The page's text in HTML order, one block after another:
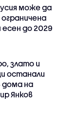
може да
до 2029
злато и
останали
дома на
Янков